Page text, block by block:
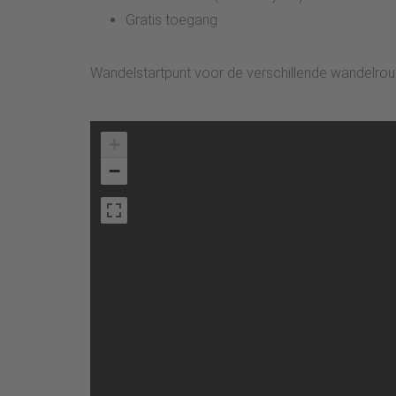
Gratis toegang
Wandelstartpunt voor de verschillende
−